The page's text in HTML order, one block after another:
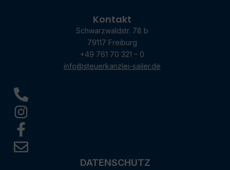
Kontakt
Schwarzwaldstr. 78 b
79117 Freiburg
+49 761 70 321 – 0
info@steuerkanzlei-sailer.de
DATENSCHUTZ